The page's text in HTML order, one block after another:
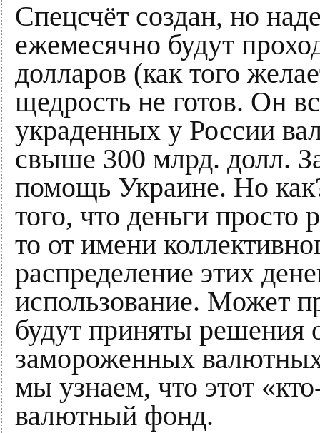
Спецсчёт создан, но
ежемесячно будут
долларов (как того
щедрость не готов. Он
украденных у России
свыше 300 млрд. долл.
помощь Украине. Но
того, что деньги
то от имени
распределение этих
использование. Может
будут приняты решения
замороженных
мы узнаем, что этот
валютный фонд.